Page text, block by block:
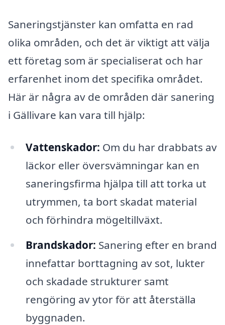
Saneringstjänster kan omfatta en rad
olika områden, och det är viktigt att välja
ett företag som är specialiserat och har
erfarenhet inom det specifika området.
Här är några av de områden där sanering
i Gällivare kan vara till hjälp:
Vattenskador: Om du har drabbats av
läckor eller översvämningar kan en
saneringsfirma hjälpa till att torka ut
utrymmen, ta bort skadat material
och förhindra mögeltillväxt.
Brandskador: Sanering efter en brand
innefattar borttagning av sot, lukter
och skadade strukturer samt
rengöring av ytor för att återställa
byggnaden.